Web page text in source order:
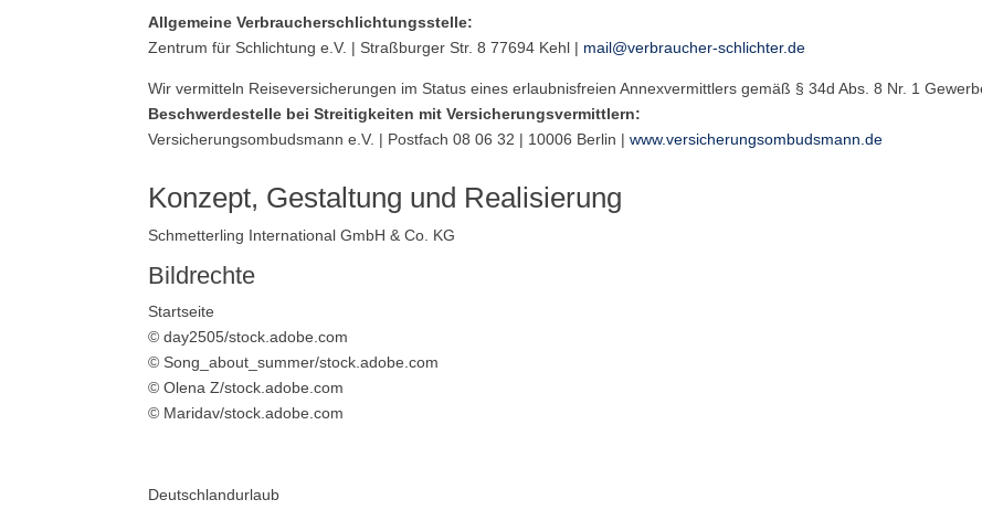
Allgemeine Verbraucherschlichtungsstelle:
Zentrum für Schlichtung e.V. | Straßburger Str. 8 77694 Kehl | mail@verbraucher-schlichter.de
Wir vermitteln Reiseversicherungen im Status eines erlaubnisfreien Annexvermittlers gemäß § 34d Abs. 8 Nr. 1
Beschwerdestelle bei Streitigkeiten mit Versicherungsvermittlern:
Versicherungsombudsmann e.V. | Postfach 08 06 32 | 10006 Berlin |www.versicherungsombudsmann.de
Konzept, Gestaltung und Realisierung
Schmetterling International GmbH & Co. KG
Bildrechte
Startseite
© day2505/stock.adobe.com
© Song_about_summer/stock.adobe.com
© Olena Z/stock.adobe.com
© Maridav/stock.adobe.com
Deutschlandurlaub